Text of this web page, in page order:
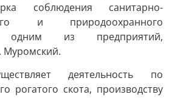
соблюдения санитарно-
и природоохранного
одним из предприятий,
Муромский.
деятельность по
рогатого скота, производству